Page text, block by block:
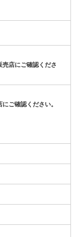
店にご確認くださ
ご確認ください。